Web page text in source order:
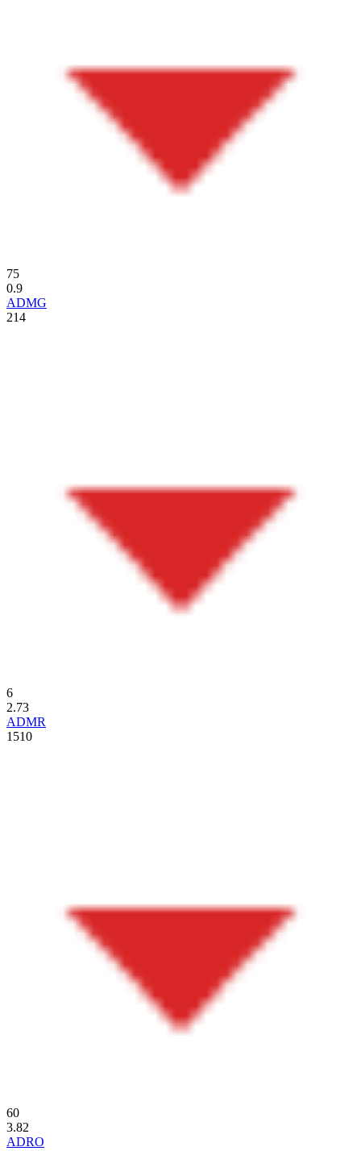
75
0.9
ADMG
214
6
2.73
ADMR
1510
60
3.82
ADRO